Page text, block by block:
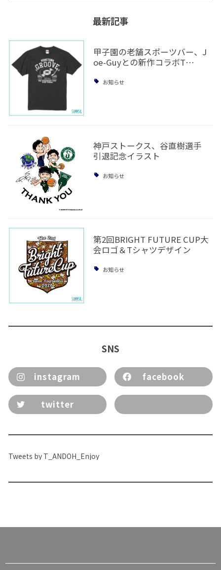
最新記事
甲子園の老舗スポーツバー、J
oe-Guyとの新作コラボT…
お知らせ
神戸ストークス、谷直樹選手
引退記念イラスト
お知らせ
第2回BRIGHT FUTURE CUP大
会ロゴ＆Tシャツデザイン
お知らせ
SNS
instagram facebook
twitter
Tweets by T_ANDOH_Enjoy